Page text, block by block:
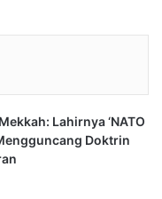
Lahirnya ‘NATO
Doktrin